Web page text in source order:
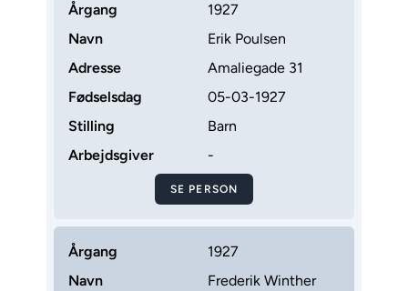
Årgang
1927
Navn
Erik Poulsen
Adresse
Amaliegade 31
Fødselsdag
05-03-1927
Stilling
Barn
Arbejdsgiver
-
SE PERSON
Årgang
1927
Navn
Frederik Winther